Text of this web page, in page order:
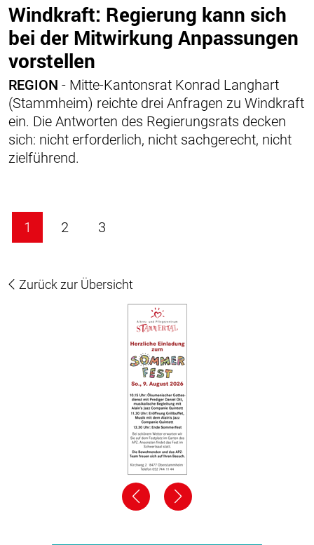
Windkraft: Regierung kann sich
bei der Mitwirkung Anpassungen
vorstellen
REGION - Mitte-Kantonsrat Konrad Langhart
(Stammheim) reichte drei Anfragen zu Windkraft
ein. Die Antworten des Regierungsrats decken
sich: nicht erforderlich, nicht sachgerecht, nicht
ziel­führend.
1 2 3
Zurück zur Übersicht